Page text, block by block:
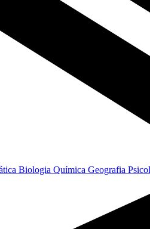
Biologia Química Geografia